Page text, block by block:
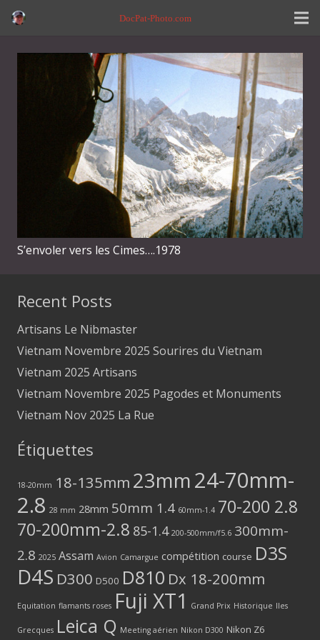
DocPat-Photo.com
S’envoler vers les Cimes….1978
Recent Posts
Artisans Le Nibmaster
Vietnam Novembre 2025 Sourires du Vietnam
Vietnam 2025 Artisans
Vietnam Novembre 2025 Pagodes et Monuments
Vietnam Nov 2025 La Rue
Étiquettes
18-20mm 18-135mm 23mm24-70mm-
2.8 28 mm 28mm 50mm 1.4 60mm-1.4 70-200 2.8
70-200mm-2.8 85-1.4 200-500mm/f5.6 300mm-
2.8 2025 Assam Avion Camargue compétition course D3S
D4S D300 D500 D810 Dx 18-200mm
Equitation flamants roses Fuji XT1 Grand Prix Historique Iles
Grecques Leica Q Meeting aérien Nikon D300 Nikon Z6